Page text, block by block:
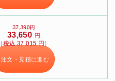
37,390円
33,650 円
（税込 37,015 円）
注文・見積に進む